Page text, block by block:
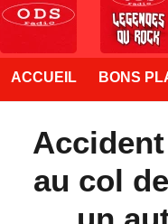
ACCUEIL BONS
au col